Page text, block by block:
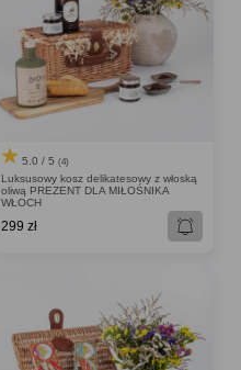
5.0 / 5 (4)
Luksusowy kosz delikatesowy z włoską
oliwą PREZENT DLA MIŁOŚNIKA
WŁOCH
299 zł